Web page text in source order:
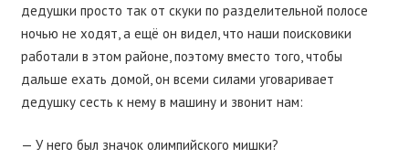
дедушки просто так от скуки по разделительной полосе
ночью не ходят, а ещё он видел, что наши поисковики
работали в этом районе, поэтому вместо того, чтобы
дальше ехать домой, он всеми силами уговаривает
дедушку сесть к нему в машину и звонит нам:
— У него был значок олимпийского мишки?